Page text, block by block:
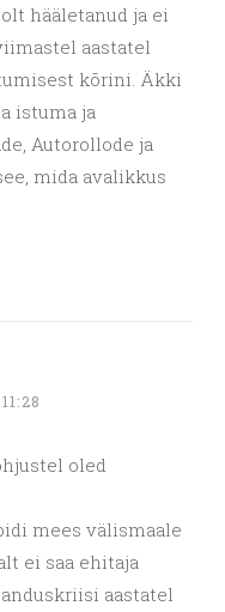
hääletanud ja ei
aastatel
kõrini. Äkki
istuma ja
Autorollode ja
mida avalikkus
oled
mees välismaale
ei saa ehitaja
aastatel